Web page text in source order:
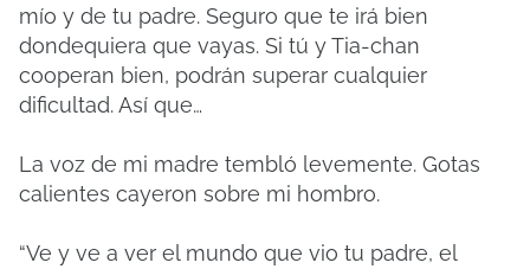
mío y de tu padre. Seguro que te irá bien
dondequiera que vayas. Si tú y Tia-chan
cooperan bien, podrán superar cualquier
dificultad. Así que…
La voz de mi madre tembló levemente. Gotas
calientes cayeron sobre mi hombro.
“Ve y ve a ver el mundo que vio tu padre, el